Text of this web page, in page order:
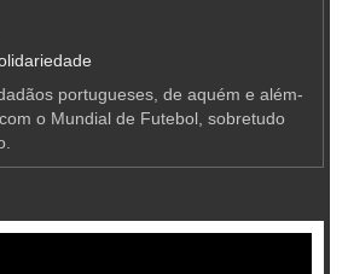
portugueses, de aquém e além-
o Mundial de Futebol, sobretudo